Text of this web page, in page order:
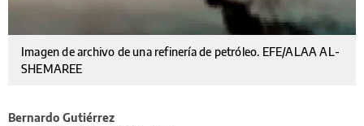
Imagen de archivo de una refinería de petróleo. EFE/ALAA AL-
SHEMAREE
Bernardo Gutiérrez